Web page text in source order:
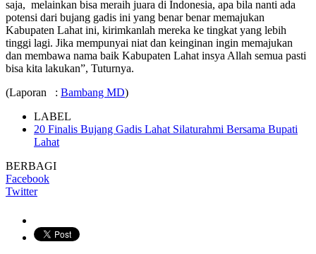
saja, melainkan bisa meraih juara di Indonesia, apa bila nanti ada
potensi dari bujang gadis ini yang benar benar memajukan
Kabupaten Lahat ini, kirimkanlah mereka ke tingkat yang lebih
tinggi lagi. Jika mempunyai niat dan keinginan ingin memajukan
dan membawa nama baik Kabupaten Lahat insya Allah semua pasti
bisa kita lakukan”, Tuturnya.
(Laporan : Bambang MD)
LABEL
20 Finalis Bujang Gadis Lahat Silaturahmi Bersama Bupati
Lahat
BERBAGI
Facebook
Twitter